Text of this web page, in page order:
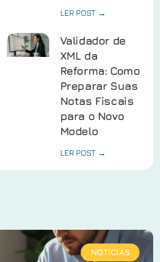
LER POST →
Validador de
XML da
Reforma: Como
Preparar Suas
Notas Fiscais
para o Novo
Modelo
LER POST →
NOTÍCIAS